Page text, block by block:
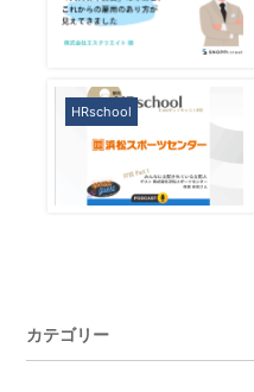
HRschool
カテゴリー